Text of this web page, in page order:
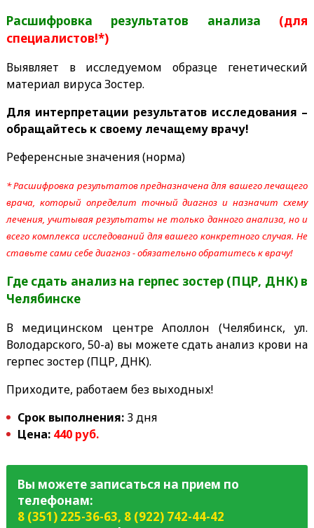
Расшифровка результатов анализа (для
специалистов!*)
Выявляет в исследуемом образце генетический
материал вируса Зостер.
Для интерпретации результатов исследования –
обращайтесь к своему лечащему врачу!
Референсные значения (норма)
* Расшифровка результатов предназначена для вашего лечащего
врача, который определит точный диагноз и назначит схему
лечения, учитывая результаты не только данного анализа, но и
всего комплекса исследований для вашего конкретного случая. Не
ставьте сами себе диагноз - обязательно обратитесь к врачу!
Где сдать анализ на герпес зостер (ПЦР, ДНК) в
Челябинске
В медицинском центре Аполлон (Челябинск, ул.
Володарского, 50-а) вы можете сдать анализ крови на
герпес зостер (ПЦР, ДНК).
Приходите, работаем без выходных!
Срок выполнения:3 дня
Цена: 440 руб.
Вы можете записаться на прием по
телефонам:
8 (351) 225-36-63, 8 (922) 742-44-42